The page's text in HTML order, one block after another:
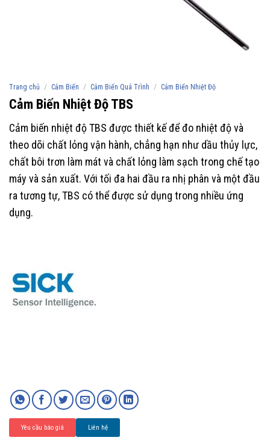
Trang chủ / Cảm Biến / Cảm Biến Quá Trình / Cảm Biến Nhiệt Độ
Cảm Biến Nhiệt Độ TBS
Cảm biến nhiệt độ TBS được thiết kế để đo nhiệt độ và
theo dõi chất lỏng vận hành, chẳng hạn như dầu thủy lực,
chất bôi trơn làm mát và chất lỏng làm sạch trong chế tạo
máy và sản xuất. Với tối đa hai đầu ra nhị phân và một đầu
ra tương tự, TBS có thể được sử dụng trong nhiều ứng
dụng.
Yêu cầu báo giá Liên hệ